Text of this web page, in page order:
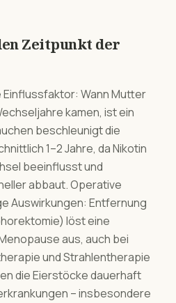
Zeitpunkt der
Wann Mutter
kamen, ist ein
beschleunigt die
1–2 Jahre, da Nikotin
beeinflusst und
abbaut. Operative
Auswirkungen: Entfernung
löst eine
aus, auch bei
und Strahlentherapie
die Eierstöcke dauerhaft
– insbesondere